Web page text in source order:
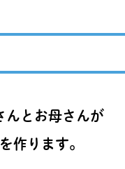
んとお母さんが
作ります。